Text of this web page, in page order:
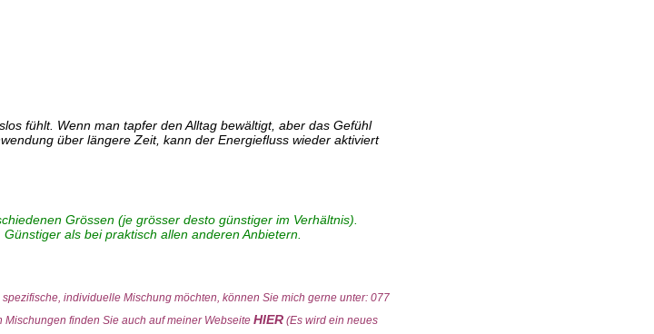
fühlt. Wenn man tapfer den Alltag bewältigt, aber das Gefühl
über längere Zeit, kann der Energiefluss wieder aktiviert
Grössen (je grösser desto günstiger im Verhältnis).
als bei praktisch allen anderen Anbietern.
individuelle Mischung möchten, können Sie mich gerne unter: 077
finden Sie auch auf meiner Webseite HIER (Es wird ein neues